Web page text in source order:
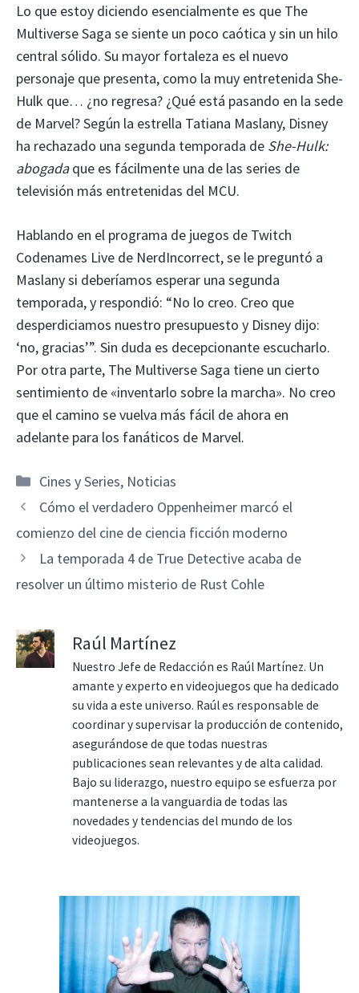
Lo que estoy diciendo esencialmente es que The
Multiverse Saga se siente un poco caótica y sin un hilo
central sólido. Su mayor fortaleza es el nuevo
personaje que presenta, como la muy entretenida She-
Hulk que… ¿no regresa? ¿Qué está pasando en la sede
de Marvel? Según la estrella Tatiana Maslany, Disney
ha rechazado una segunda temporada de She-Hulk:
abogadaque es fácilmente una de las series de
televisión más entretenidas del MCU.
Hablando en el programa de juegos de Twitch
Codenames Live de NerdIncorrect, se le preguntó a
Maslany si deberíamos esperar una segunda
temporada, y respondió: “No lo creo. Creo que
desperdiciamos nuestro presupuesto y Disney dijo:
‘no, gracias’”. Sin duda es decepcionante escucharlo.
Por otra parte, The Multiverse Saga tiene un cierto
sentimiento de «inventarlo sobre la marcha». No creo
que el camino se vuelva más fácil de ahora en
adelante para los fanáticos de Marvel.
Categorías
Cines y Series, Noticias
Cómo el verdadero Oppenheimer marcó el
comienzo del cine de ciencia ficción moderno
La temporada 4 de True Detective acaba de
resolver un último misterio de Rust Cohle
Raúl Martínez
Nuestro Jefe de Redacción es Raúl Martínez. Un
amante y experto en videojuegos que ha dedicado
su vida a este universo. Raúl es responsable de
coordinar y supervisar la producción de contenido,
asegurándose de que todas nuestras
publicaciones sean relevantes y de alta calidad.
Bajo su liderazgo, nuestro equipo se esfuerza por
mantenerse a la vanguardia de todas las
novedades y tendencias del mundo de los
videojuegos.